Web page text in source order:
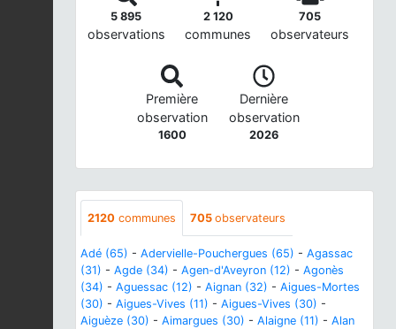
5 895
observations
2 120
communes
705
observateurs
Première
observation
1600
Dernière
observation
2026
2120 communes 705 observateurs
Adé (65) - Adervielle-Pouchergues (65) - Agassac
(31) - Agde (34) - Agen-d'Aveyron (12) - Agonès
(34) - Aguessac (12) - Aignan (32) - Aigues-Mortes
(30) - Aigues-Vives (11) - Aigues-Vives (30) -
Aiguèze (30) - Aimargues (30) - Alaigne (11) - Alan